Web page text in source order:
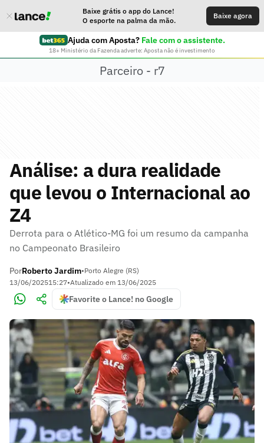
Baixe grátis o app do Lance!
O esporte na palma da mão.
Baixe agora
Ajuda com Aposta? Fale com o assistente.
18+ Ministério da Fazenda adverte: Aposta não é investimento
Parceiro - r7
Análise: a dura realidade
que levou o Internacional ao
Z4
Derrota para o Atlético-MG foi um resumo da campanha
no Campeonato Brasileiro
PorRoberto Jardim•Porto Alegre (RS)
13/06/202515:27•Atualizado em 13/06/2025
Favorite o Lance! no Google